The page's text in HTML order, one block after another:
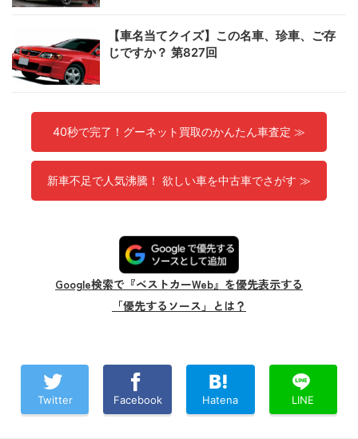
【車名当てクイズ】この名車、珍車、ご存
じですか？ 第827回
40秒で完了！グーネット買取のかんたん車査定 ≫
新車不足で人気沸騰！ 欲しい車を中古車でさがす ≫
Google検索で『ベストカーWeb』を優先表示する
「優先するソース」とは？
Twitter Facebook Hatena LINE